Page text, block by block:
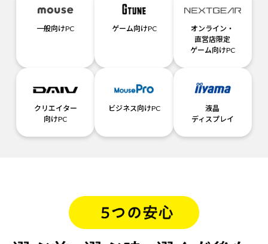
一般向けPC ゲーム向けPC
オンライン・
直営店限定
ゲーム向けPC
クリエイター
向けPC
ビジネス向けPC
液晶
ディスプレイ